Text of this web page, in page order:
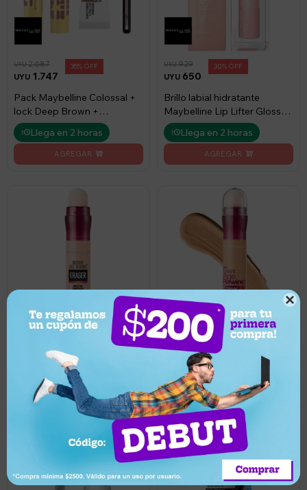

UYU 1.747
UYU2.687 35
Pack Maybelline Colossal +
lock Deep Brown +
Delineador
Llega en 2 horas
UYU 650
UYU929 30
Brillo labial hidratante
Maybelline Lip Lifter Gloss
Ice - Gloss Ice
Llega en 2 horas
727
Corrector de ojeras
Maybelline Instant Age
Rewind Light
Llega en 2 horas
UYU 727
UYU1.039
Corrector de Ojeras
Maybelline Instant Age
Rewind Eraser Dark Circles
Medium - Medium
Llega en 2 horas